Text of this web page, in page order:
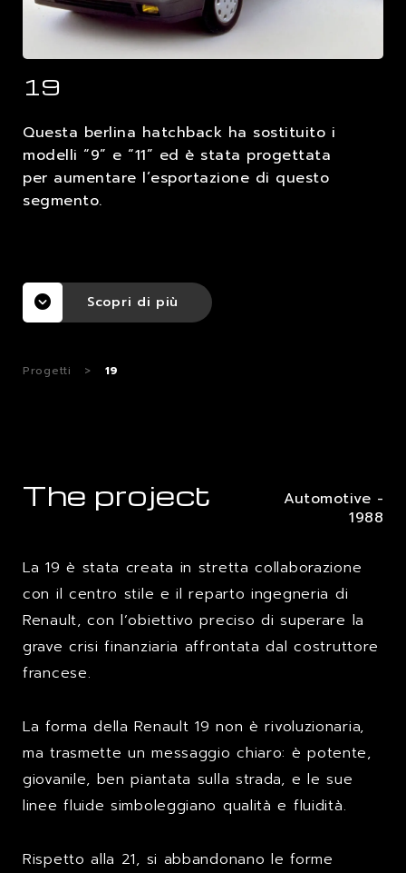
LAVORA CON NOI
19
Questa berlina hatchback ha sostituito i
modelli “9” e “11” ed è stata progettata
per aumentare l’esportazione di questo
segmento.
Scopri di più
Progetti > 19
The project
Automotive -
1988
La 19 è stata creata in stretta collaborazione
con il centro stile e il reparto ingegneria di
Renault, con l’obiettivo preciso di superare la
grave crisi finanziaria affrontata dal costruttore
francese.
La forma della Renault 19 non è rivoluzionaria,
ma trasmette un messaggio chiaro: è potente,
giovanile, ben piantata sulla strada, e le sue
linee fluide simboleggiano qualità e fluidità.
Rispetto alla 21, si abbandonano le forme